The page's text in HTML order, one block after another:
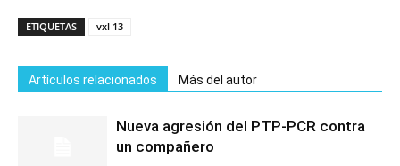
ETIQUETAS vxl 13
Artículos relacionados Más del autor
Nueva agresión del PTP-PCR contra
un compañero